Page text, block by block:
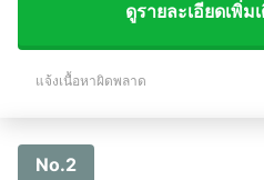
ดูรายละเอียดเพิ่ม
แจ้งเนื้อหาผิดพลาด
No.2